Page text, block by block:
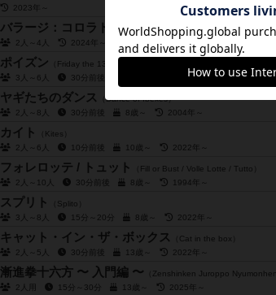
2023年～
バラージ：コロラドコネクション（拡張）（Barrage:
2人～4人
2024年～
ポイズン （Friday the 13th / Poison）
3人～6人
30分前後 2005年～
ヤギたちのダンス
（Dance of Ibexes）
2人～8人
30分前後 8歳～ 2004年～
カイト
（Kites）
2人～6人
10分前後 10歳～ 2022年～
フォレロッテ / トュット
（Fill or Bust / Volle Lotte / Tutto）
2人～10人
30分前後 8歳～ 1994年～
スプリト
（Splito）
3人～8人
15分～20分 8歳～ 2022年～
キャット・イン・ザ・ボックス
（Cat in the box）
2人～5人
30分前後 13歳～ 2022年～
漸進拳十六方 〜 入門編 〜 （Zenshinken Juroppo Nyumonhen
2人用
15分～30分 13歳～ 2025年～